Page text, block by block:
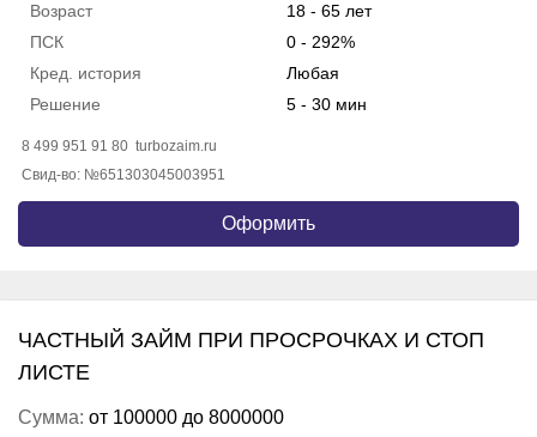
Возраст
18 - 65 лет
ПСК
0 - 292%
Кред. история
Любая
Решение
5 - 30 мин
8 499 951 91 80 turbozaim.ru
Свид-во: №651303045003951
Оформить
ЧАСТНЫЙ ЗАЙМ ПРИ ПРОСРОЧКАХ И СТОП
ЛИСТЕ
Сумма: от 100000 до 8000000